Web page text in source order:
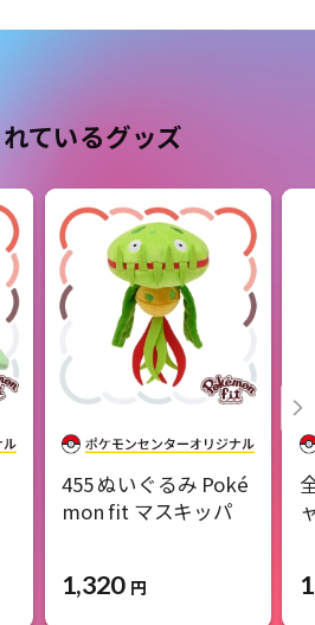
ているグッズ
455 ぬいぐるみ Poké
mon fit マスキッパ
1,320 円